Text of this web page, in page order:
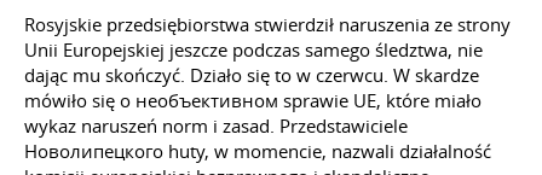
Rosyjskie przedsiębiorstwa stwierdził naruszenia ze strony
Unii Europejskiej jeszcze podczas samego śledztwa, nie
dając mu skończyć. Działo się to w czerwcu. W skardze
mówiło się o необъективном sprawie UE, które miało
wykaz naruszeń norm i zasad. Przedstawiciele
Новолипецкого huty, w momencie, nazwali działalność